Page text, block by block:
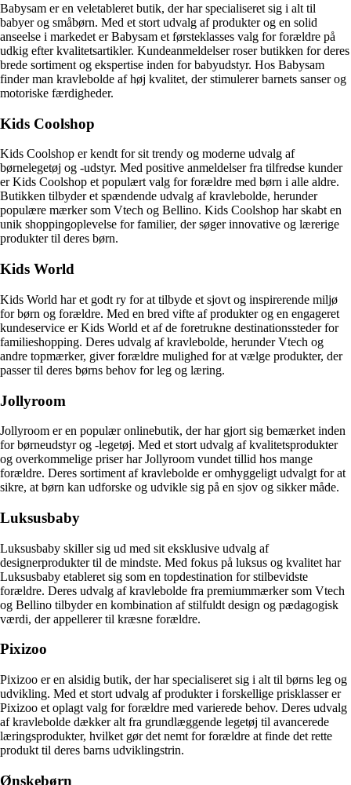
Babysam er en veletableret butik, der har specialiseret sig i alt til
babyer og småbørn. Med et stort udvalg af produkter og en solid
anseelse i markedet er Babysam et førsteklasses valg for forældre på
udkig efter kvalitetsartikler. Kundeanmeldelser roser butikken for deres
brede sortiment og ekspertise inden for babyudstyr. Hos Babysam
finder man kravlebolde af høj kvalitet, der stimulerer barnets sanser og
motoriske færdigheder.
Kids Coolshop
Kids Coolshop er kendt for sit trendy og moderne udvalg af
børnelegetøj og -udstyr. Med positive anmeldelser fra tilfredse kunder
er Kids Coolshop et populært valg for forældre med børn i alle aldre.
Butikken tilbyder et spændende udvalg af kravlebolde, herunder
populære mærker som Vtech og Bellino. Kids Coolshop har skabt en
unik shoppingoplevelse for familier, der søger innovative og lærerige
produkter til deres børn.
Kids World
Kids World har et godt ry for at tilbyde et sjovt og inspirerende miljø
for børn og forældre. Med en bred vifte af produkter og en engageret
kundeservice er Kids World et af de foretrukne destinationssteder for
familieshopping. Deres udvalg af kravlebolde, herunder Vtech og
andre topmærker, giver forældre mulighed for at vælge produkter, der
passer til deres børns behov for leg og læring.
Jollyroom
Jollyroom er en populær onlinebutik, der har gjort sig bemærket inden
for børneudstyr og -legetøj. Med et stort udvalg af kvalitetsprodukter
og overkommelige priser har Jollyroom vundet tillid hos mange
forældre. Deres sortiment af kravlebolde er omhyggeligt udvalgt for at
sikre, at børn kan udforske og udvikle sig på en sjov og sikker måde.
Luksusbaby
Luksusbaby skiller sig ud med sit eksklusive udvalg af
designerprodukter til de mindste. Med fokus på luksus og kvalitet har
Luksusbaby etableret sig som en topdestination for stilbevidste
forældre. Deres udvalg af kravlebolde fra premiummærker som Vtech
og Bellino tilbyder en kombination af stilfuldt design og pædagogisk
værdi, der appellerer til kræsne forældre.
Pixizoo
Pixizoo er en alsidig butik, der har specialiseret sig i alt til børns leg og
udvikling. Med et stort udvalg af produkter i forskellige prisklasser er
Pixizoo et oplagt valg for forældre med varierede behov. Deres udvalg
af kravlebolde dækker alt fra grundlæggende legetøj til avancerede
læringsprodukter, hvilket gør det nemt for forældre at finde det rette
produkt til deres barns udviklingstrin.
Ønskebørn